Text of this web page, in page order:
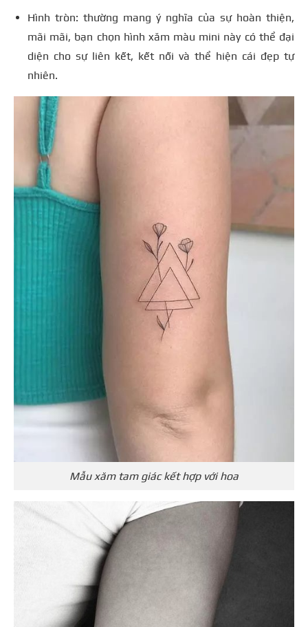
Hình tròn: thường mang ý nghĩa của sự hoàn thiện,
mãi mãi, bạn chọn hình xăm màu mini này có thể đại
diện cho sự liên kết, kết nối và thể hiện cái đẹp tự
nhiên.
Mẫu xăm tam giác kết hợp với hoa